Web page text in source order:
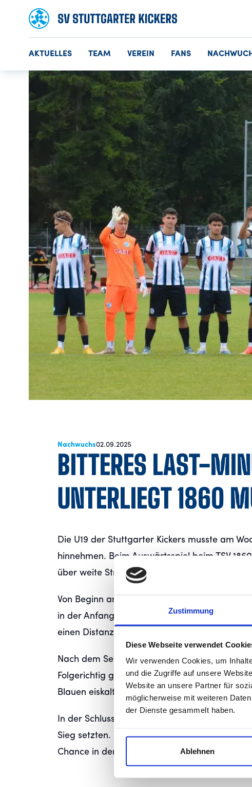
Zustimmung
Diese Webseite verwendet
Wir verwenden Cookies, um
und die Zugriffe auf unsere
Website an unsere Partner für
möglicherweise mit weiteren
der Dienste gesammelt haben.
Ablehnen
AKTUELLES TEAM VEREIN FANS
Nachwuchs02.09.2025
BITTERES LAST-
UNTERLIEGT 1860
Die U19 der Stuttgarter Kickers musste am
hinnehmen. Beim Auswärtsspiel beim TSV
über weite Strecken absolut auf Augenhöhe
Von Beginn an zeigten die Kickers eine
in der Anfangsphase weitgehend, sodass es
einen Distanzschuss zur 1:0-Führung durch
Nach dem Seitenwechsel erhöhten die
Folgerichtig gelang in der 66. Minute der
Blauen eiskalt und brachte sein Team zurück
In der Schlussphase entwickelte sich ein
Sieg setzten. In der 90. Minute traf jedoch
Chance in der Nachspielzeit gelang es den